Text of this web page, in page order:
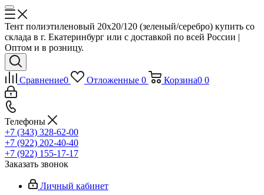
Тент полиэтиленовый 20х20/120 (зеленый/серебро) купить со
склада в г. Екатеринбург или с доставкой по всей России |
Оптом и в розницу.
Сравнение0 Отложенные 0 Корзина0 0
Телефоны
+7 (343) 328-62-00
+7 (922) 202-40-40
+7 (922) 155-17-17
Заказать звонок
Личный кабинет